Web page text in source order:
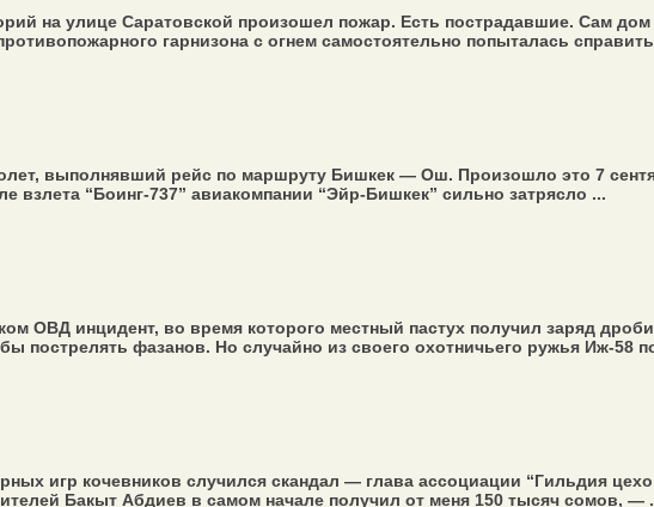
на улице Саратовской произошел пожар. Есть пострадавшие. Сам дом
гарнизона с огнем самостоятельно попыталась
выполнявший рейс по маршруту Бишкек — Ош. Произошло это 7
“Боинг-737” авиакомпании “Эйр-Бишкек” сильно затрясло ...
ОВД инцидент, во время которого местный пастух получил заряд
пострелять фазанов. Но случайно из своего охотничьего ружья Иж-58
игр кочевников случился скандал — глава ассоциации “Гильдия
Бакыт Абдиев в самом начале получил от меня 150 тысяч сомов, —